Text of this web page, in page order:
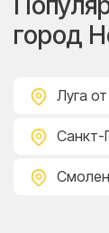
город
Луга
Санкт-